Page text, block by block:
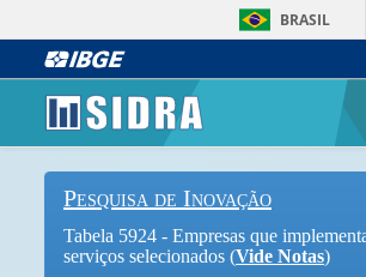
BRASIL
Pesquisa de Inovação
Tabela 5924 - Empresas que
serviços selecionados (Vide Notas)